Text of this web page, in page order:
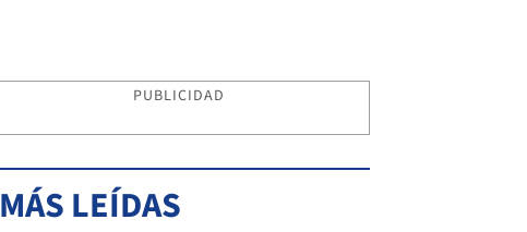
PUBLICIDAD
MÁS LEÍDAS